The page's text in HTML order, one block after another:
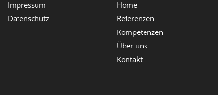
Impressum
Datenschutz
Home
Referenzen
Kompetenzen
Über uns
Kontakt